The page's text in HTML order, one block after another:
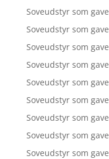
Soveudstyr som gave
Soveudstyr som gave
Soveudstyr som gave
Soveudstyr som gave
Soveudstyr som gave
Soveudstyr som gave
Soveudstyr som gave
Soveudstyr som gave
Soveudstyr som gave